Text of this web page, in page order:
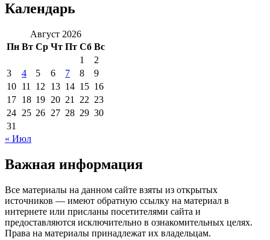
Календарь
Август 2026
Пн Вт Ср Чт Пт Сб Вс
1
2
3
4 5 6 7 8
9
10 11 12 13 14 15 16
17 18 19 20 21 22 23
24 25 26 27 28 29 30
31
« Июл
Важная информация
Все материалы на данном сайте взяты из открытых
источников — имеют обратную ссылку на материал в
интернете или присланы посетителями сайта и
предоставляются исключительно в ознакомительных целях.
Права на материалы принадлежат их владельцам.